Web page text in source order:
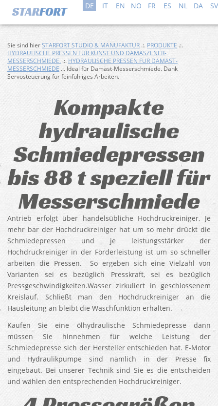
DE IT EN NO FR ES NL DA SV
Sie sind hierSTARFORT STUDIO & MANUFAKTUR .:. PRODUKTE .:.
HYDRAULISCHE PRESSEN FÜR KUNST UND DAMASZENER-
MESSERSCHMIEDE. .:. HYDRAULISCHE PRESSEN FÜR DAMAST-
MESSERSCHMIEDE .:. Ideal für Damast-Messerschmiede. Dank
Servosteuerung für feinfühliges Arbeiten.
Kompakte
hydraulische
Schmiedepressen
bis 88 t speziell für
Messerschmiede
Antrieb erfolgt über handelsübliche Hochdruckreiniger, Je
mehr bar der Hochdruckreiniger hat um so mehr drückt die
Schmiedepressen und je leistungsstärker der
Hochdruckreiniger in der Förderleistung ist um so schneller
arbeiten die Pressen. So ergeben sich eine Vielzahl von
Varianten sei es bezüglich Presskraft, sei es bezüglich
Pressgeschwindigkeiten.Wasser zirkuliert in geschlossenem
Kreislauf. Schließt man den Hochdruckreiniger an die
Hausleitung an bleibt die Waschfunktion erhalten.
Kaufen Sie eine ölhydraulische Schmiedepresse dann
müssen Sie hinnehmen für welche Leistung der
Schmiedepresse sich der Hersteller entschieden hat. E-Motor
und Hydraulikpumpe sind nämlich in der Presse fix
eingebaut. Bei unserer Technik sind Sie es die entscheiden
und wählen den entsprechenden Hochdruckreiniger.